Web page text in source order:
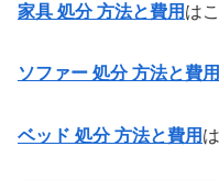
家具 処分 方法と費用 は
ソファー 処分 方法と費用
ベッド 処分 方法と費用